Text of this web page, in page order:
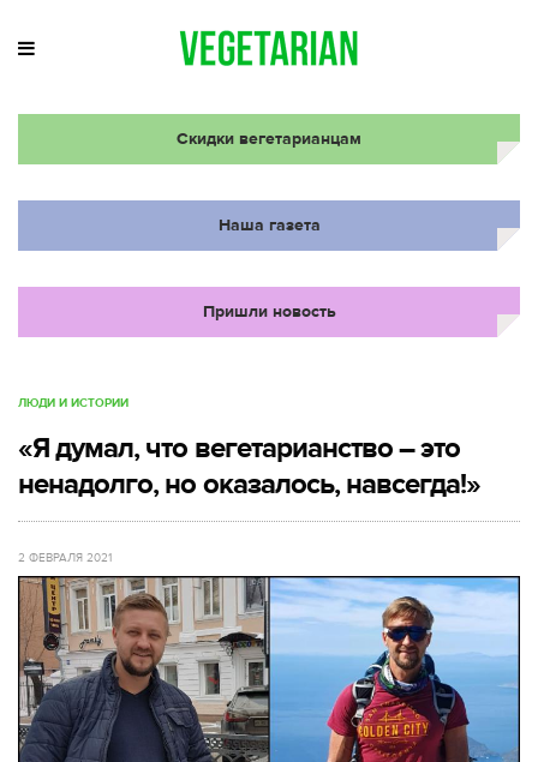
Скидки вегетарианцам
Наша газета
Пришли новость
ЛЮДИ И ИСТОРИИ
«Я думал, что вегетарианство – это
ненадолго, но оказалось, навсегда!»
2 ФЕВРАЛЯ 2021